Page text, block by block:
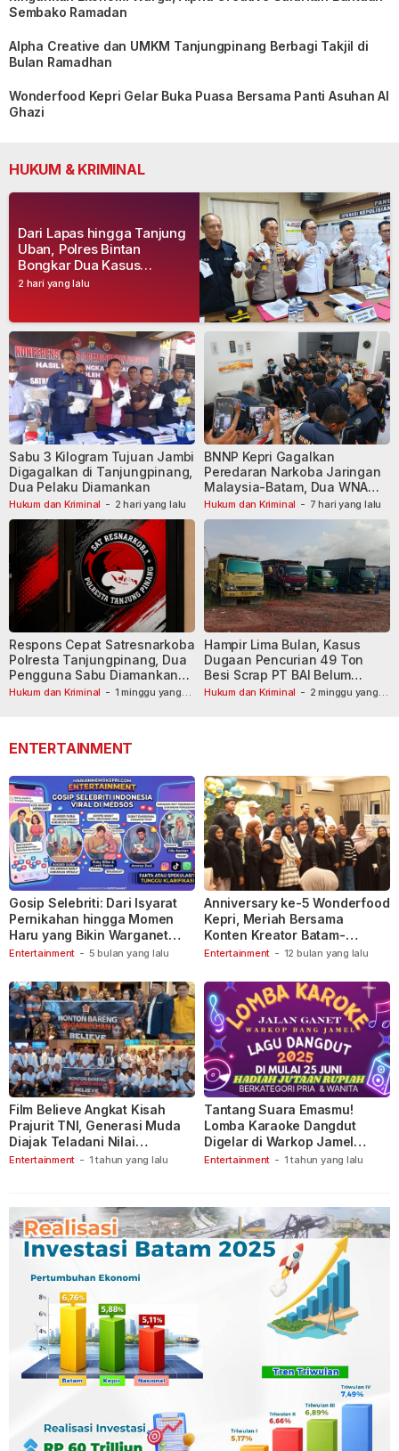
Sembako Ramadan
Alpha Creative dan UMKM Tanjungpinang Berbagi Takjil di
Bulan Ramadhan
Wonderfood Kepri Gelar Buka Puasa Bersama Panti Asuhan Al
Ghazi
HUKUM & KRIMINAL
2 hari yang lalu
Dari Lapas hingga Tanjung
Uban, Polres Bintan
Bongkar Dua Kasus
Narkoba, Empat Tersangka
Hukum dan Kriminal - 2 hari yang lalu
Sabu 3 Kilogram Tujuan Jambi
Digagalkan di Tanjungpinang,
Dua Pelaku Diamankan
Hukum dan Kriminal - 7 hari yang lalu
BNNP Kepri Gagalkan
Peredaran Narkoba Jaringan
Malaysia-Batam, Dua WNA
Masih Diburu
Hukum dan Kriminal - 1 minggu yang
Respons Cepat Satresnarkoba
Polresta Tanjungpinang, Dua
Pengguna Sabu Diamankan
Usai Dilaporkan ke Call Center
Hukum dan Kriminal - 2 minggu yang
Hampir Lima Bulan, Kasus
Dugaan Pencurian 49 Ton
Besi Scrap PT BAI Belum
Tetapkan Tersangka
ENTERTAINMENT
Entertainment - 5 bulan yang lalu
Gosip Selebriti: Dari Isyarat
Pernikahan hingga Momen
Haru yang Bikin Warganet
Berspekulasi
Entertainment - 12 bulan yang lalu
Anniversary ke-5 Wonderfood
Kepri, Meriah Bersama
Konten Kreator Batam-
Tanjungpinang
Entertainment - 1 tahun yang lalu
Film Believe Angkat Kisah
Prajurit TNI, Generasi Muda
Diajak Teladani Nilai
Keberanian
Entertainment - 1 tahun yang lalu
Tantang Suara Emasmu!
Lomba Karaoke Dangdut
Digelar di Warkop Jamel
Ganet